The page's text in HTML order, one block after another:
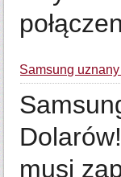
Samsung
musi